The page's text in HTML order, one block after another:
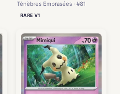
Ténèbres Embrasées · #81
RARE V1